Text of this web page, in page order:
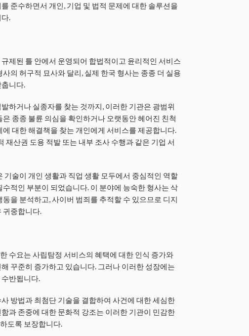
준수하면서 개인, 기업 및 법적 문제에 대한 솔루션을
.
제된 틀 안에서 운영되어 합법적이고 윤리적인 서비스
의 허구적 묘사와 달리, 실제 한국 형사는 종종 더 실용
니다.
하거나 실종자를 찾는 것까지, 이러한 기관은 광범위
종종 불륜 의심을 확인하거나 오랫동안 헤어진 친척
대한 해결책을 찾는 개인에게 서비스를 제공합니다.
재산권 도용 적발 또는 내부 조사 수행과 같은 기업 서
기술이 개인 생활과 직업 생활 모두에서 중심적인 역할
적인 부분이 되었습니다. 이 분야에 능숙한 형사는 삭
을 분석하고, 사이버 범죄를 추적할 수 있으므로 디지
귀중합니다.
수요는 사립탐정 서비스의 혜택에 대한 인식 증가와
꾸준히 증가하고 있습니다. 그러나 이러한 성장에는
반됩니다.
방법과 최첨단 기술을 결합하여 사건에 대한 세심한
과 존중에 대한 문화적 강조는 이러한 기관이 민감한
도록 보장합니다.